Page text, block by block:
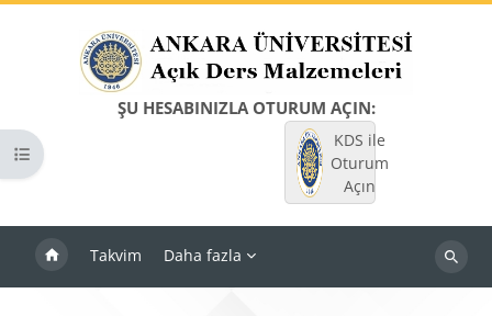
ŞU HESABINIZLA OTURUM AÇIN:
KDS ile
Oturum
Açın
Takvim Daha fazla
Dersleri
Kurs dizinini aç